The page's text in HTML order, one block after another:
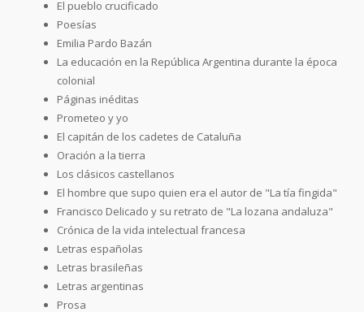
El pueblo crucificado
Poesías
Emilia Pardo Bazán
La educación en la República Argentina durante la época
colonial
Páginas inéditas
Prometeo y yo
El capitán de los cadetes de Cataluña
Oración a la tierra
Los clásicos castellanos
El hombre que supo quien era el autor de "La tía fingida"
Francisco Delicado y su retrato de "La lozana andaluza"
Crónica de la vida intelectual francesa
Letras españolas
Letras brasileñas
Letras argentinas
Prosa